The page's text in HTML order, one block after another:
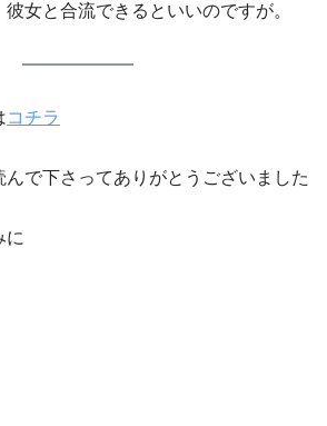
女と合流できるといいのですが。
コチラ
で下さってありがとうございました
に